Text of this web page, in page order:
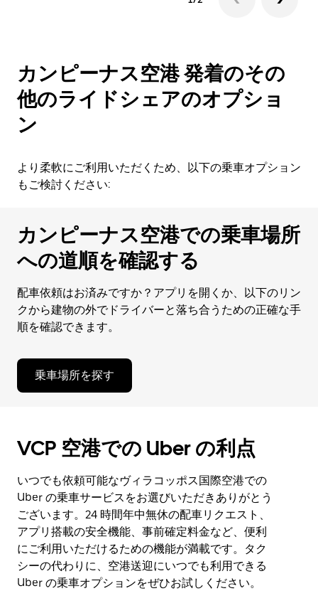
カンピーナス空港 発着のその
他のライドシェアのオプショ
ン
より柔軟にご利用いただくため、以下の乗車オプション
もご検討ください:
カンピーナス空港での乗車場所
への道順を確認する
配車依頼はお済みですか？アプリを開くか、以下のリン
クから建物の外でドライバーと落ち合うための正確な手
順を確認できます。
乗車場所を探す
VCP 空港での Uber の利点
いつでも依頼可能なヴィラコッポス国際空港での
Uber の乗車サービスをお選びいただきありがとう
ございます。24 時間年中無休の配車リクエスト、
アプリ搭載の安全機能、事前確定料金など、便利
にご利用いただけるための機能が満載です。タク
シーの代わりに、空港送迎にいつでも利用できる
Uber の乗車オプションをぜひお試しください。